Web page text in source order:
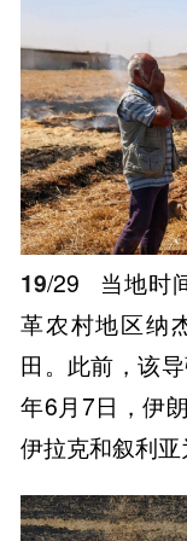
19/29
当地时
革农村地区纳
田。此前，该
年6月7日，伊
伊拉克和叙利亚